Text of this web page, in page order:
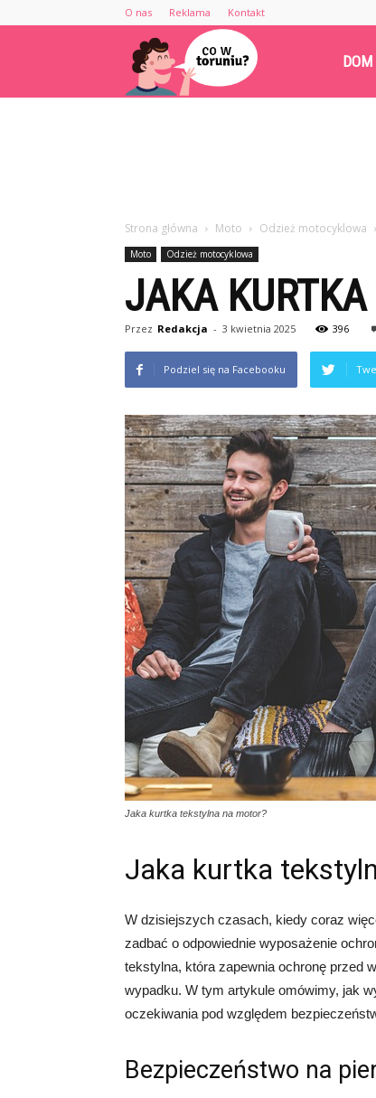
O nas Reklama Kontakt
Cowtoruniu.pl
Strona główna Moto Odzież motocyklowa
Moto Odzież motocyklowa
JAKA
Przez Redakcja - 3 kwietnia 2025 396
Podziel się na Facebooku
Jaka kurtka tekstylna na motor?
Jaka kurtka
W dzisiejszych czasach, kiedy coraz
zadbać o odpowiednie wyposażenie
tekstylna, która zapewnia ochronę przed
wypadku. W tym artykule omówimy, jak
oczekiwania pod względem
Bezpieczeństwo na